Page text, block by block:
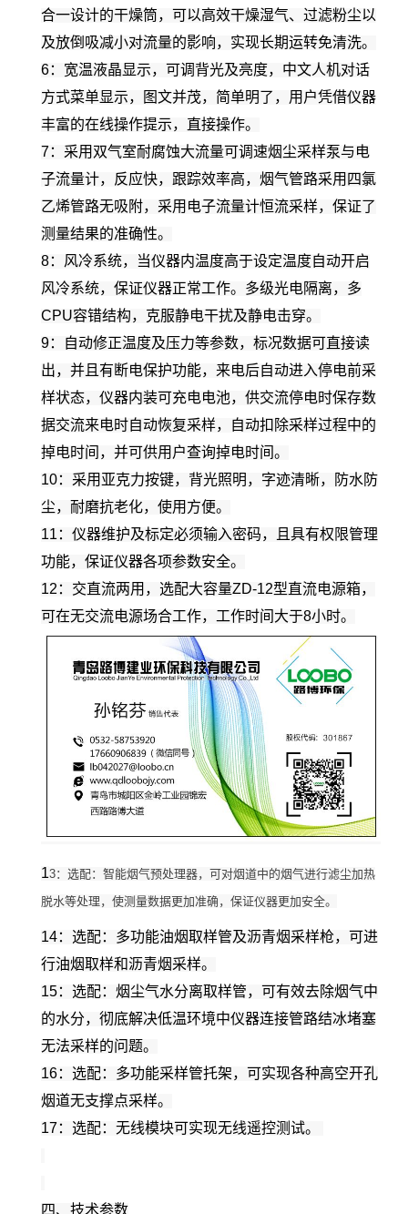
合一设计的干燥筒，可以高效干燥湿气、过滤粉尘以
及放倒吸减小对流量的影响，实现长期运转免清洗。
6：宽温液晶显示，可调背光及亮度，中文人机对话
方式菜单显示，图文并茂，简单明了，用户凭借仪器
丰富的在线操作提示，直接操作。
7：采用双气室耐腐蚀大流量可调速烟尘采样泵与电
子流量计，反应快，跟踪效率高，烟气管路采用四氯
乙烯管路无吸附，采用电子流量计恒流采样，保证了
测量结果的准确性。
8：风冷系统，当仪器内温度高于设定温度自动开启
风冷系统，保证仪器正常工作。多级光电隔离，多
CPU容错结构，克服静电干扰及静电击穿。
9：自动修正温度及压力等参数，标况数据可直接读
出，并且有断电保护功能，来电后自动进入停电前采
样状态，仪器内装可充电电池，供交流停电时保存数
据交流来电时自动恢复采样，自动扣除采样过程中的
掉电时间，并可供用户查询掉电时间。
10：采用亚克力按键，背光照明，字迹清晰，防水防
尘，耐磨抗老化，使用方便。
11：仪器维护及标定必须输入密码，且具有权限管理
功能，保证仪器各项参数安全。
12：交直流两用，选配大容量ZD-12型直流电源箱，
可在无交流电源场合工作，工作时间大于8小时。
13：选配：智能烟气预处理器，可对烟道中的烟气进行滤尘加热
脱水等处理，使测量数据更加准确，保证仪器更加安全。
14：选配：多功能油烟取样管及沥青烟采样枪，可进
行油烟取样和沥青烟采样。
15：选配：烟尘气水分离取样管，可有效去除烟气中
的水分，彻底解决低温环境中仪器连接管路结冰堵塞
无法采样的问题。
16：选配：多功能采样管托架，可实现各种高空开孔
烟道无支撑点采样。
17：选配：无线模块可实现无线遥控测试。
四、技术参数